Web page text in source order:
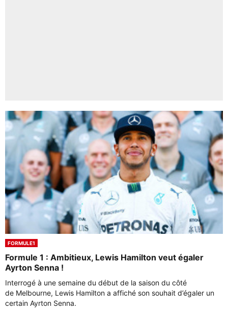
FORMULE1
Formule 1 : Ambitieux, Lewis Hamilton veut égaler
Ayrton Senna !
Interrogé à une semaine du début de la saison du côté
de Melbourne, Lewis Hamilton a affiché son souhait d’égaler un
certain Ayrton Senna.